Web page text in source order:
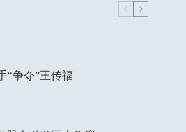
“争夺”王传福